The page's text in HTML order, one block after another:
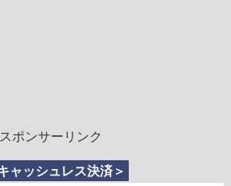
スポンサーリンク
ャッシュレス決済＞